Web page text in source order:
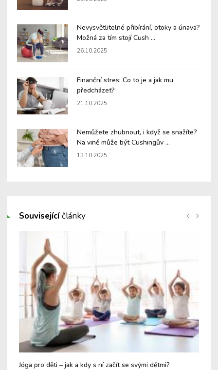
Nevysvětlitelné přibírání, otoky a únava?
Možná za tím stojí Cush ...
26.10.2025
Finanční stres: Co to je a jak mu
předcházet?
21.10.2025
Nemůžete zhubnout, i když se snažíte?
Na vině může být Cushingův ...
13.10.2025
Souvisejícíčlánky
Jóga pro děti – jak a kdy s ní začít se svými dětmi?